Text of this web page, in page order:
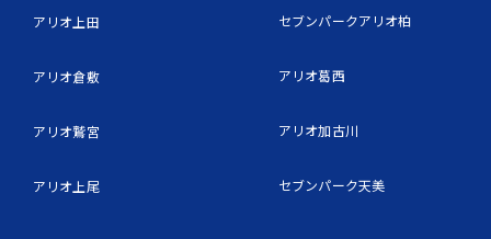
アリオ上田
アリオ倉敷
アリオ鷲宮
アリオ上尾
セブンパークアリオ柏
アリオ葛西
アリオ加古川
セブンパーク天美